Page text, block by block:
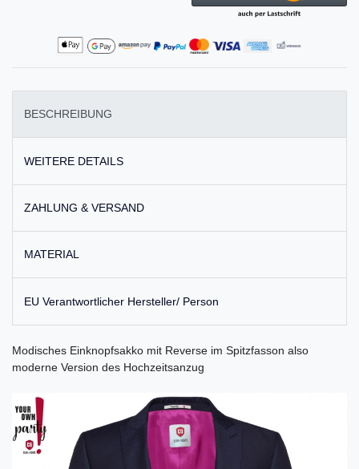
BESCHREIBUNG
WEITERE DETAILS
ZAHLUNG & VERSAND
MATERIAL
EU Verantwortlicher Hersteller/ Person
Modisches Einknopfsakko mit Reverse im Spitzfasson also
moderne Version des Hochzeitsanzug